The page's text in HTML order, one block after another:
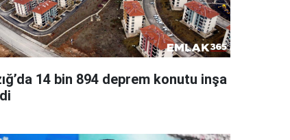
14 bin 894 deprem konutu inşa